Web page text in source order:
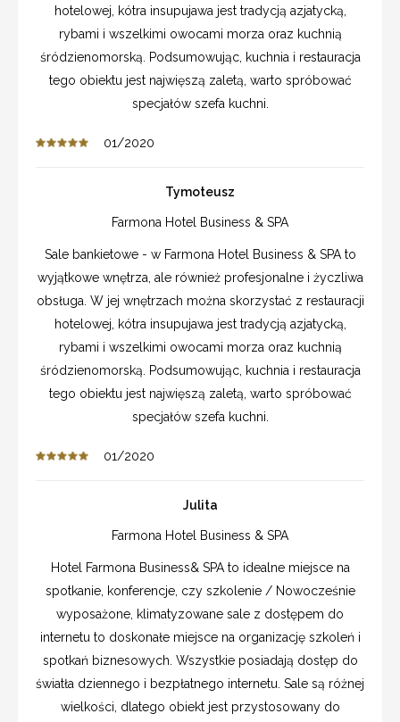
hotelowej, kótra insupujawa jest tradycją azjatycką,
rybami i wszelkimi owocami morza oraz kuchnią
śródzienomorską. Podsumowując, kuchnia i restauracja
tego obiektu jest najwięszą zaletą, warto spróbować
specjałów szefa kuchni.
01/2020
Tymoteusz
Farmona Hotel Business & SPA
Sale bankietowe - w Farmona Hotel Business & SPA to
wyjątkowe wnętrza, ale również profesjonalne i życzliwa
obsługa. W jej wnętrzach można skorzystać z restauracji
hotelowej, kótra insupujawa jest tradycją azjatycką,
rybami i wszelkimi owocami morza oraz kuchnią
śródzienomorską. Podsumowując, kuchnia i restauracja
tego obiektu jest najwięszą zaletą, warto spróbować
specjałów szefa kuchni.
01/2020
Julita
Farmona Hotel Business & SPA
Hotel Farmona Business& SPA to idealne miejsce na
spotkanie, konferencje, czy szkolenie / Nowocześnie
wyposażone, klimatyzowane sale z dostępem do
internetu to doskonałe miejsce na organizację szkoleń i
spotkań biznesowych. Wszystkie posiadają dostęp do
światła dziennego i bezpłatnego internetu. Sale są różnej
wielkości, dlatego obiekt jest przystosowany do